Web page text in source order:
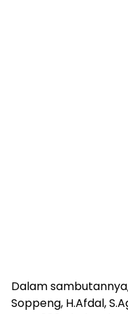
Dalam
Soppeng, H.Afdal,